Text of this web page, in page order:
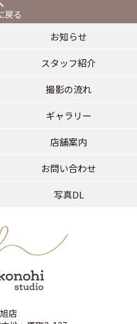
戻る
お知らせ
スタッフ紹介
撮影の流れ
ギャラリー
店舗案内
お問い合わせ
写真DL
店